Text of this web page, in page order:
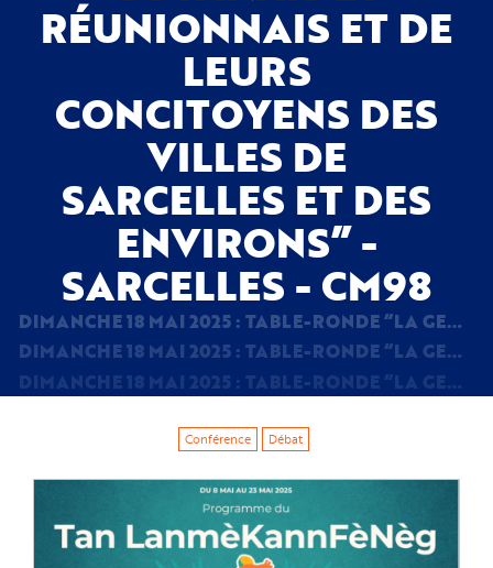
RÉUNIONNAIS ET DE
LEURS
CONCITOYENS DES
VILLES DE
SARCELLES ET DES
ENVIRONS” -
SARCELLES - CM98
DIMANCHE 18 MAI 2025 : TABLE-RONDE “LA GENÈSE DU MÉMORIAL DE SARCELLES ET SA PLACE DANS LA VIE DES ANTILLAIS, GUYANAIS ET RÉUNIONNAIS ET DE LEURS CONCITOYENS DES VILLES DE SARCELLES ET DES ENVIRONS” - SARCELLES - CM98
DIMANCHE 18 MAI 2025 : TABLE-RONDE “LA GENÈSE DU MÉMORIAL DE SARCELLES ET SA PLACE DANS LA VIE DES ANTILLAIS, GUYANAIS ET RÉUNIONNAIS ET DE LEURS CONCITOYENS DES VILLES DE SARCELLES ET DES ENVIRONS” - SARCELLES - CM98
DIMANCHE 18 MAI 2025 : TABLE-RONDE “LA GENÈSE DU MÉMORIAL DE SARCELLES ET SA PLACE DANS LA VIE DES ANTILLAIS, GUYANAIS ET RÉUNIONNAIS ET DE LEURS CONCITOYENS DES VILLES DE SARCELLES ET DES ENVIRONS” - SARCELLES - CM98
Conférence Débat